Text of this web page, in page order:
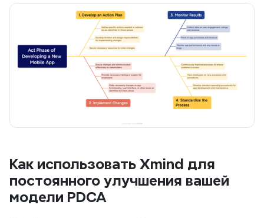
Как использовать Xmind для
постоянного улучшения вашей
модели PDCA